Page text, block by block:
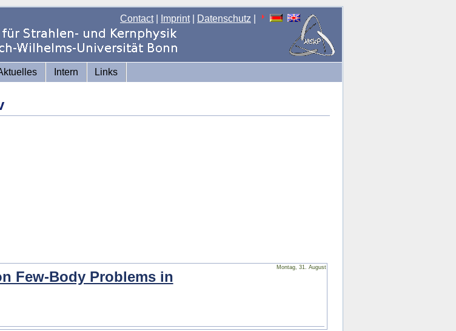
Contact| Imprint| Datenschutz
Intern Links
Montag, 31. August
Few-Body Problems in